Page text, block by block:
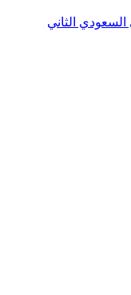
السعودي الثاني